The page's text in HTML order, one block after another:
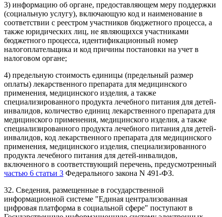
3) информацию об органе, предоставляющем меру поддержки
(социальную услугу), включающую код и наименование в
соответствии с реестром участников бюджетного процесса, а
также юридических лиц, не являющихся участниками
бюджетного процесса, идентификационный номер
налогоплательщика и код причины постановки на учет в
налоговом органе;
4) предельную стоимость единицы (предельный размер
оплаты) лекарственного препарата для медицинского
применения, медицинского изделия, а также
специализированного продукта лечебного питания для детей-
инвалидов, количество единиц лекарственного препарата для
медицинского применения, медицинского изделия, а также
специализированного продукта лечебного питания для детей-
инвалидов, код лекарственного препарата для медицинского
применения, медицинского изделия, специализированного
продукта лечебного питания для детей-инвалидов,
включенного в соответствующий перечень, предусмотренный
частью 6 статьи 3 Федерального закона N 491-ФЗ.
32. Сведения, размещенные в государственной
информационной системе "Единая централизованная
цифровая платформа в социальной сфере" поступают в